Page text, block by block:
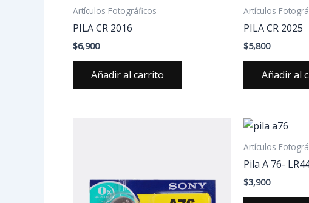
Artículos Fotográficos
PILA CR 2016
$6,900
Añadir al carrito
Artículos
PILA CR 2025
$5,800
Añadir al
Artículos
Pila A 76-
$3,900